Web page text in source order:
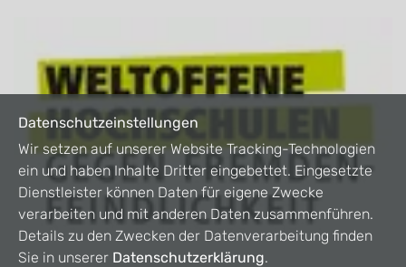
Datenschutzeinstellungen
Wir setzen auf unserer Website Tracking-Technologien
ein und haben Inhalte Dritter eingebettet. Eingesetzte
Dienstleister können Daten für eigene Zwecke
verarbeiten und mit anderen Daten zusammenführen.
Details zu den Zwecken der Datenverarbeitung finden
Sie in unserer Datenschutzerklärung.